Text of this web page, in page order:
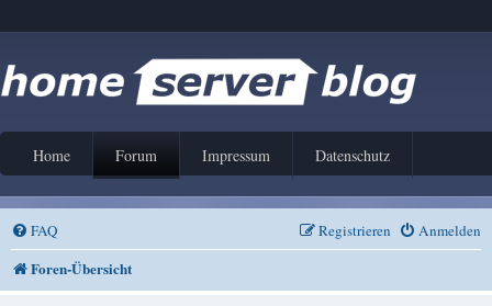
Home Forum Impressum Datenschutz
FAQ Anmelden
Registrieren
Foren-Übersicht